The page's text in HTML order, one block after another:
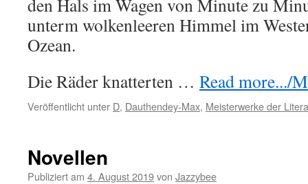
den Hals im Wagen von Minute zu
unterm wolkenleeren Himmel im
Ozean.
Die Räder knatterten … Read more.../
Veröffentlicht unter D, Dauthendey-Max, Meisterwerke der
Novellen
Publiziert am 4. August 2019von Jazzybee